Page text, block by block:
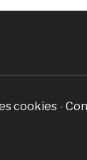
cookies -